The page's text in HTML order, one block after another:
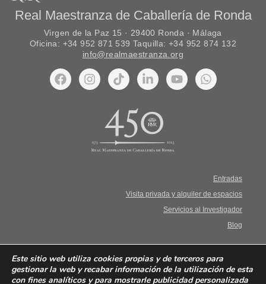
Real Maestranza de Caballería de Ronda
Virgen de la Paz 15 · 29400 Ronda · Málaga
Oficina: +34 952 871 539 Taquilla: +34 952 874 132
info@realmaestranza.org
Entradas
Visita privada y alquiler de espacios
Servicios al Investigador
Blog
Política de privacidad
Este sitio web utiliza cookies propias y de terceros para
gestionar la web y recabar información de la utilización de esta
con fines analíticos y para mostrarle publicidad personalizada